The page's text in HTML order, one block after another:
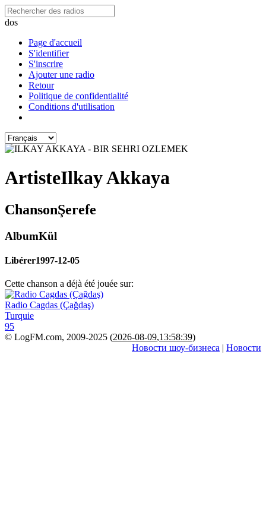
dos
Page d'accueil
S'identifier
S'inscrire
Ajouter une radio
Retour
Politique de confidentialité
Conditions d'utilisation
ArtisteIlkay Akkaya
ChansonŞerefe
AlbumKül
Libérer1997-12-05
Cette chanson a déjà été jouée sur:
Radio Cagdas (Çağdaş)
Turquie
95
© LogFM.com, 2009-2025 (2026-08-09,13:58:39)
Новости шоу-бизнеса | Новости